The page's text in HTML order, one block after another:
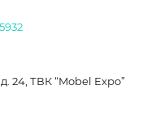
5932
24, ТВК “Mobel Expo”